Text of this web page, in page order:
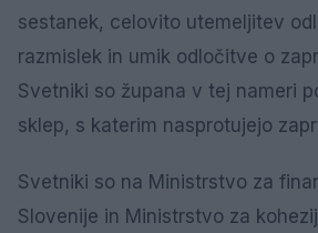
sestanek, celovito utemeljitev
razmislek in umik odločitve o
Svetniki so župana v tej nameri
sklep, s katerim nasprotujejo
Svetniki so na Ministrstvo za
Slovenije in Ministrstvo za